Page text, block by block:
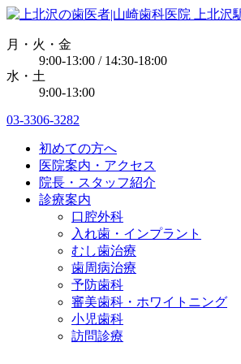
月・火・金
9:00-13:00 / 14:30-18:00
水・土
9:00-13:00
03-3306-3282
初めての方へ
医院案内・アクセス
院長・スタッフ紹介
診療案内
口腔外科
入れ歯・インプラント
むし歯治療
歯周病治療
予防歯科
審美歯科・ホワイトニング
小児歯科
訪問診療